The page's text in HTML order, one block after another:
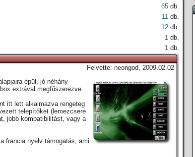
65 db.
11 db.
12 db.
1 db.
1 db.
Felvette: neongod, 2009.02.02
épül, jó néhány
extrával megfűszerezve.
itt lett alkalmazva rengeteg
telepítőket (lemezcsere
jobb kompatibilitást, vagy a
francia nyelv támogatás, ami